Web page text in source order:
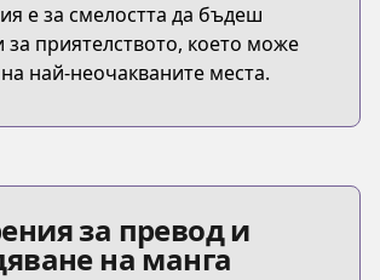
е за смелостта да бъдеш
за приятелството, което може
най-неочакваните места.
за превод и
на манга